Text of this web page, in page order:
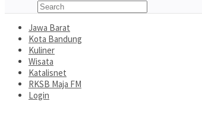
Jawa Barat
Kota Bandung
Kuliner
Wisata
Katalisnet
RKSB Maja FM
Login